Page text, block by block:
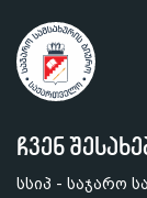
ჩვენ
სსიპ - საჯარო